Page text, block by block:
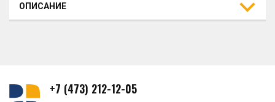
ОПИСАНИЕ
+7 (473) 212-12-05